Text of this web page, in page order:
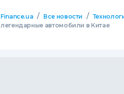
Finance.ua / Все новости /
легендарные автомобили в Китае